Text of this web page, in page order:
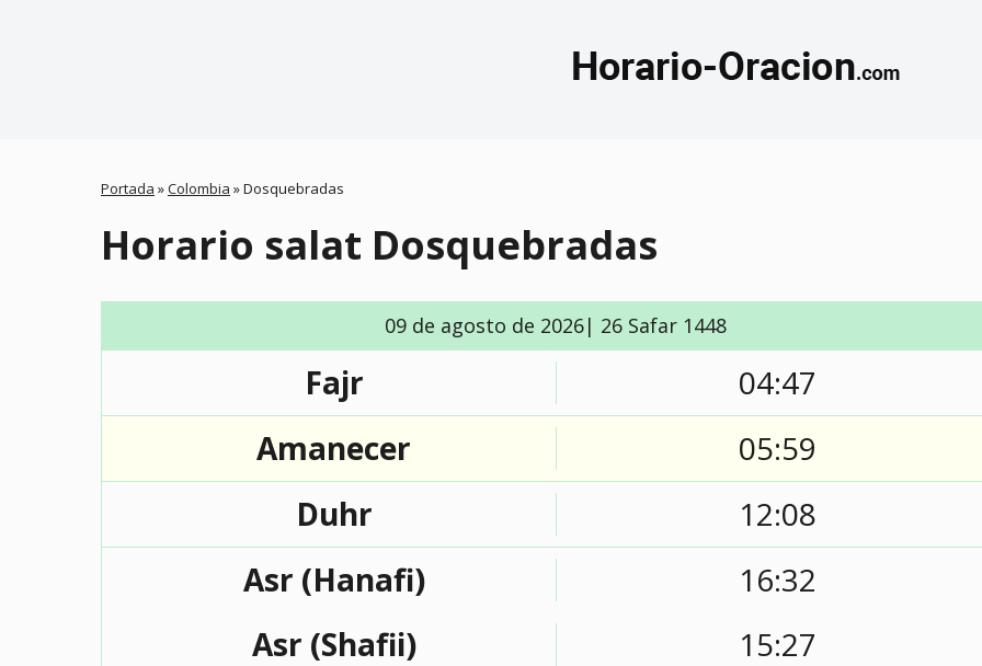
Portada »Colombia »Dosquebradas
Horario salat Dosquebradas
09 de agosto de 2026| 26 Safar 1448
Fajr
04:47
Amanecer
05:59
Duhr
12:08
Asr (Hanafi)
16:32
Asr (Shafii)
15:27